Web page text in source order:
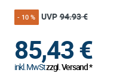
- 10 % UVP 94.93 €
85,43€
inkl. MwStzzgl. Versand *